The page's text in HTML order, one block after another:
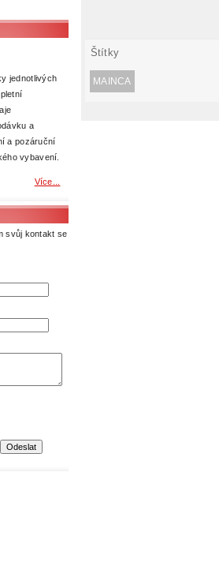
jednotlivých
a
a pozáruční
vybavení.
Více...
svůj kontakt se
Štítky
MAINCA